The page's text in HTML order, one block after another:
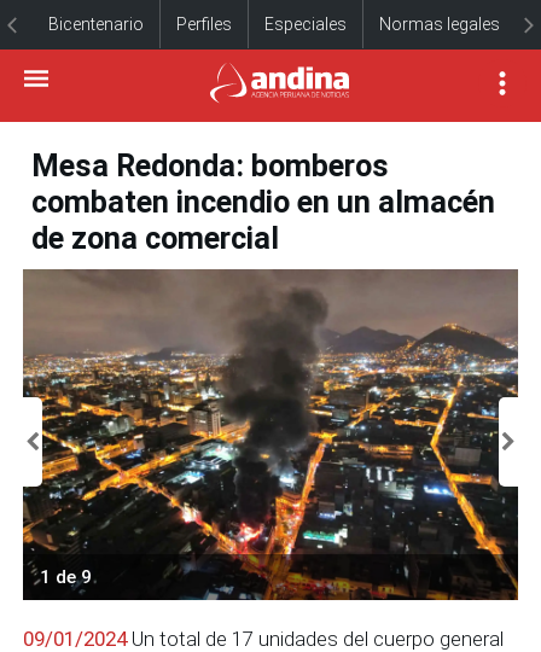
Bicentenario Perfiles Especiales Normas legales
Mesa Redonda: bomberos
combaten incendio en un almacén
de zona comercial
1 de 9
09/01/2024Un total de 17 unidades del cuerpo general